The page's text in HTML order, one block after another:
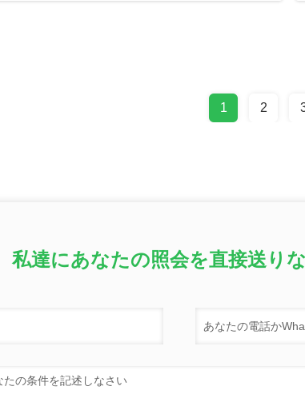
1 2
私達にあなたの照会を直接送り